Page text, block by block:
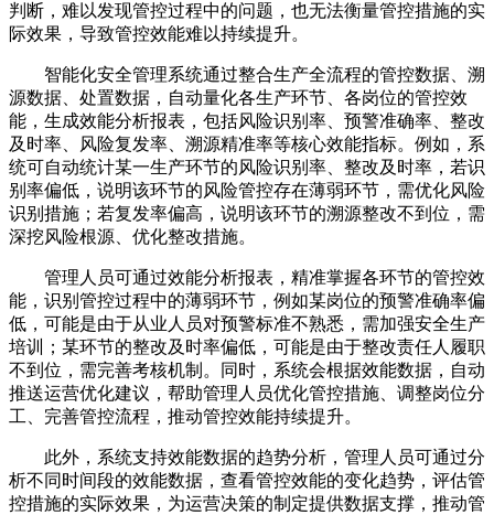
判断，难以发现管控过程中的问题，也无法衡量管控措施的实
际效果，导致管控效能难以持续提升。
智能化安全管理系统通过整合生产全流程的管控数据、溯
源数据、处置数据，自动量化各生产环节、各岗位的管控效
能，生成效能分析报表，包括风险识别率、预警准确率、整改
及时率、风险复发率、溯源精准率等核心效能指标。例如，系
统可自动统计某一生产环节的风险识别率、整改及时率，若识
别率偏低，说明该环节的风险管控存在薄弱环节，需优化风险
识别措施；若复发率偏高，说明该环节的溯源整改不到位，需
深挖风险根源、优化整改措施。
管理人员可通过效能分析报表，精准掌握各环节的管控效
能，识别管控过程中的薄弱环节，例如某岗位的预警准确率偏
低，可能是由于从业人员对预警标准不熟悉，需加强安全生产
培训；某环节的整改及时率偏低，可能是由于整改责任人履职
不到位，需完善考核机制。同时，系统会根据效能数据，自动
推送运营优化建议，帮助管理人员优化管控措施、调整岗位分
工、完善管控流程，推动管控效能持续提升。
此外，系统支持效能数据的趋势分析，管理人员可通过分
析不同时间段的效能数据，查看管控效能的变化趋势，评估管
控措施的实际效果，为运营决策的制定提供数据支撑，推动管